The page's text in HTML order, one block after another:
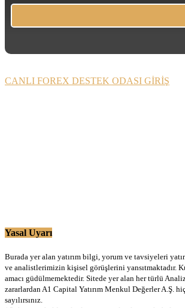
CANLI FOREX DESTEK ODASI GİRİŞ
Yasal Uyarı
Burada yer alan yatırım bilgi, yorum ve tavsiyeleri
ve analistlerimizin kişisel görüşlerini yansıtmaktadır.
amacı güdülmemektedir. Sitede yer alan her türlü
zararlardan A1 Capital Yatırım Menkul Değerler A.Ş.
sayılırsınız.